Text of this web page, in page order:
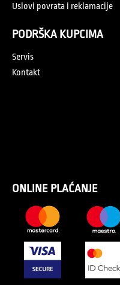
Uslovi povrata i reklamacije
PODRŠKA KUPCIMA
Servis
Kontakt
ONLINE PLAĆANJE